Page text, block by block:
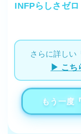
INFPらしさゼ
さらに詳しい
▶ こち
もう一度